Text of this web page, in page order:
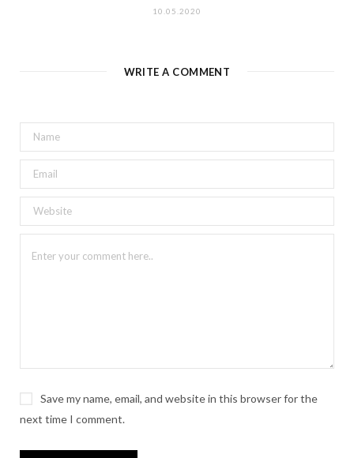
10.05.2020
WRITE A COMMENT
Save my name, email, and website in this browser for the
next time I comment.